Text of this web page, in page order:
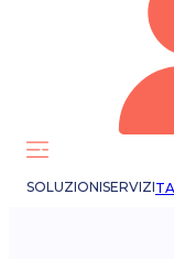
SOLUZIONISERVIZI